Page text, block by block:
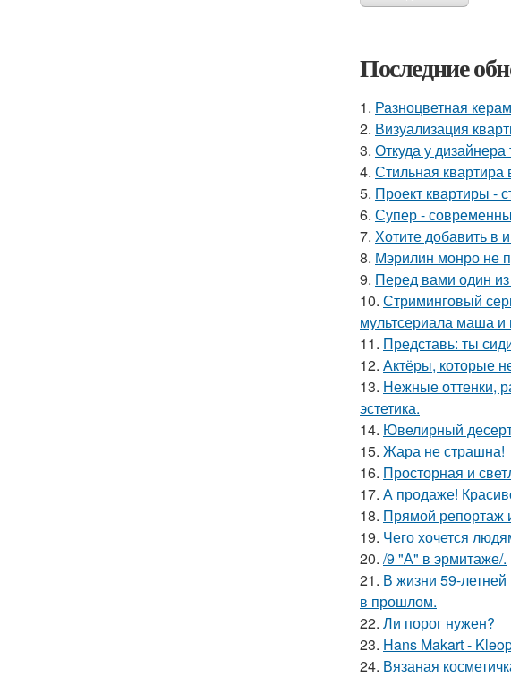
Последние
1. Разноцветная
2. Визуализация
3. Откуда у дизайнера
4. Стильная квартира
5. Проект квартиры -
6. Супер -
7. Хотите добавить в
8. Мэрилин монро не
9. Перед вами один
10. Стриминговый
мультсериала маша и
11. Представь: ты
12. Актёры, которые
13. Нежные оттенки,
эстетика.
14. Ювелирный
15. Жара не страшна!
16. Просторная и
17. А продаже!
18. Прямой репортаж
19. Чего хочется
20. /9 "А" в эрмитаже/.
21. В жизни 59-
в прошлом.
22. Ли порог нужен?
23. Hans Makart -
24. Вязаная